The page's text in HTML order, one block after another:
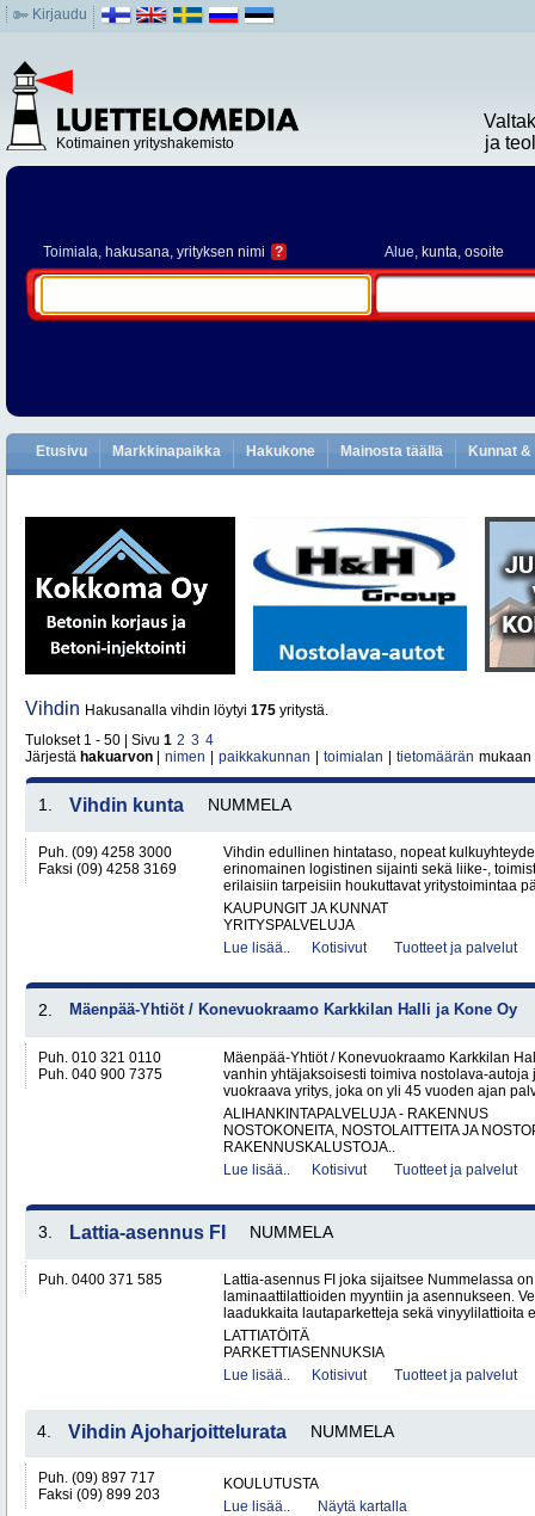
Kirjaudu
Kotimainen yrityshakemisto
ja
Toimiala, hakusana, yrityksen nimi ? Alue, kunta, osoite
Etusivu Markkinapaikka Hakukone Mainosta täällä Kunnat
Vihdin Hakusanalla vihdin löytyi 175 yritystä.
Tulokset 1 - 50 | Sivu 1 2 3 4
Järjestä hakuarvon nimen paikkakunnan toimialan tietomäärän mukaan
1. Vihdin kunta NUMMELA
Puh. (09) 4258 3000
Faksi (09) 4258 3169
Vihdin edullinen hintataso, nopeat
erinomainen logistinen sijainti sekä liike-,
erilaisiin tarpeisiin houkuttavat yritystoimintaa
KAUPUNGIT JA KUNNAT
YRITYSPALVELUJA
Lue lisää..
Kotisivut Tuotteet ja palvelut
2. Mäenpää-Yhtiöt / Konevuokraamo Karkkilan Halli ja Kone Oy
Puh. 010 321 0110
Puh. 040 900 7375
Mäenpää-Yhtiöt / Konevuokraamo Karkkilan
vanhin yhtäjaksoisesti toimiva nostolava-autoja
vuokraava yritys, joka on yli 45 vuoden ajan
ALIHANKINTAPALVELUJA - RAKENNUS
NOSTOKONEITA, NOSTOLAITTEITA JA
RAKENNUSKALUSTOJA..
Lue lisää..
Kotisivut Tuotteet ja palvelut
3. Lattia-asennus FI NUMMELA
Puh. 0400 371 585
Lattia-asennus FI joka sijaitsee Nummelassa
laminaattilattioiden myyntiin ja asennukseen.
laadukkaita lautaparketteja sekä vinyylilattioita
LATTIATÖITÄ
PARKETTIASENNUKSIA
Lue lisää..
Kotisivut Tuotteet ja palvelut
4. Vihdin Ajoharjoittelurata NUMMELA
Puh. (09) 897 717
Faksi (09) 899 203
KOULUTUSTA
Lue lisää..
Näytä kartalla